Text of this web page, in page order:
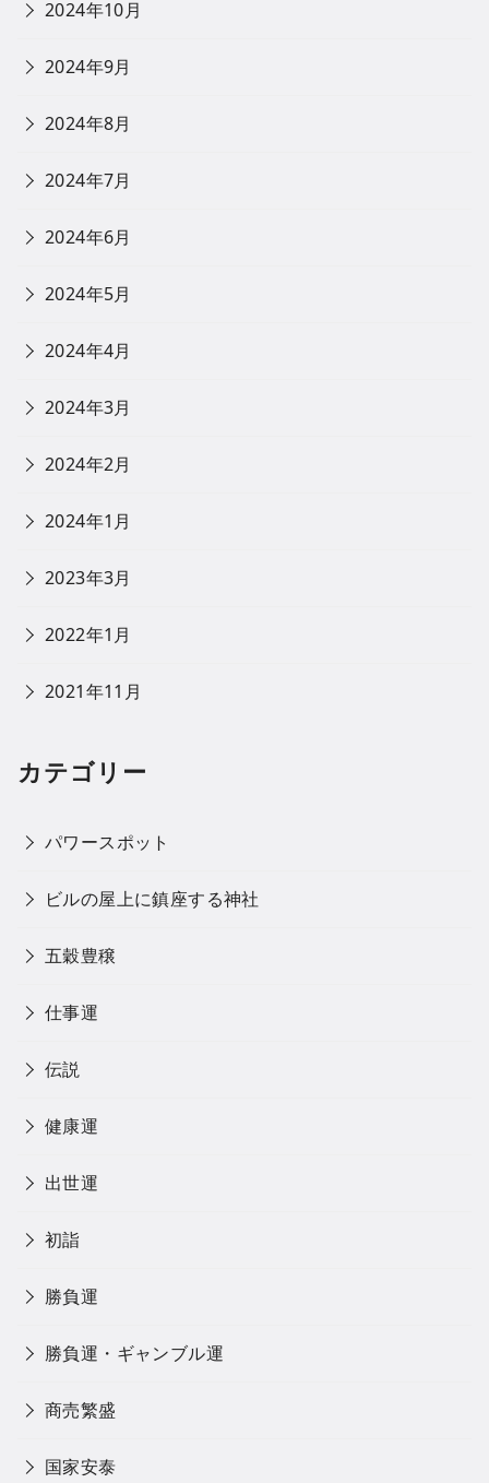
2024年10月
2024年9月
2024年8月
2024年7月
2024年6月
2024年5月
2024年4月
2024年3月
2024年2月
2024年1月
2023年3月
2022年1月
2021年11月
カテゴリー
パワースポット
ビルの屋上に鎮座する神社
五穀豊穣
仕事運
伝説
健康運
出世運
初詣
勝負運
勝負運・ギャンブル運
商売繁盛
国家安泰